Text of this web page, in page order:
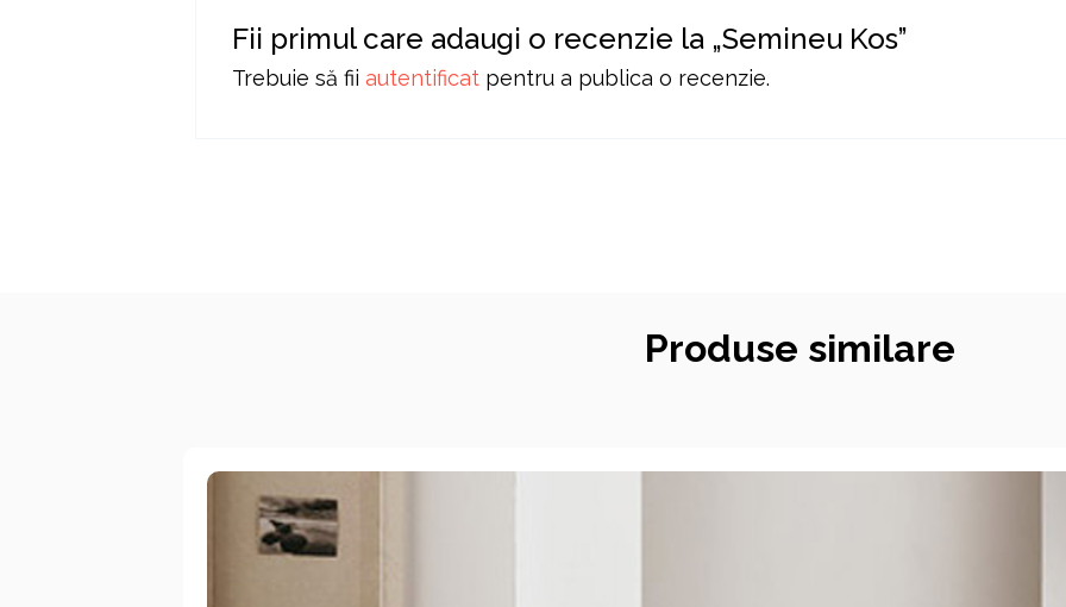
Fii primul care adaugi o recenzie la „Semineu Kos”
Trebuie să fiiautentificat pentru a publica o recenzie.
Produse similare